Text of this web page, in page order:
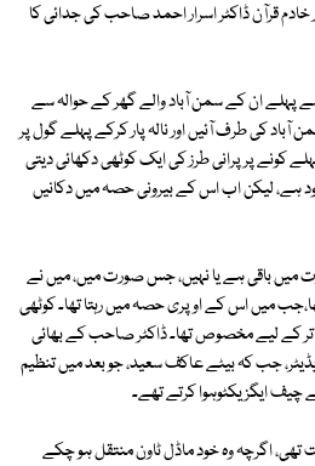
قرآن ڈاکٹر اسرار احمد صاحب کی جدائی کا
ان کے سمن آباد والے گھر کے حوالہ سے
کی طرف آئیں اور نالہ پار کرکے پہلے گول پر
کونے پر پرانی طرز کی ایک کوٹھی دکھائی دیتی
ہے، لیکن اب اس کے بیرونی حصہ میں دکانیں
میں باقی ہے یا نہیں، جس صورت میں، میں نے
تھا،جب میں اس کے اوپری حصہ میں رہتا تھا۔ کوٹھی
کے لیے مخصوص تھا۔ ڈاکٹر صاحب کے بھائی
جب کہ بیٹے عاکف سعید، جو بعد میں تنظیم
چیف ایگزیکٹوہوا کرتے تھے۔
اگرچہ وہ خود ماڈل ٹاون منتقل ہو چکے